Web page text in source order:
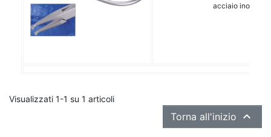
acciaio inox
Visualizzati 1-1 su 1 articoli
Torna all'inizio 